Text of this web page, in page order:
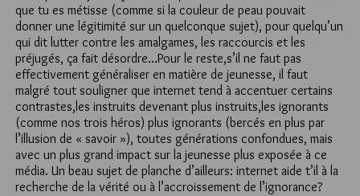
que tu es métisse (comme si la couleur de peau pouvait
donner une légitimité sur un quelconque sujet), pour quelqu’un
qui dit lutter contre les amalgames, les raccourcis et les
préjugés, ça fait désordre…Pour le reste,s’il ne faut pas
effectivement généraliser en matière de jeunesse, il faut
malgré tout souligner que internet tend à accentuer certains
contrastes,les instruits devenant plus instruits,les ignorants
(comme nos trois héros) plus ignorants (bercés en plus par
l’illusion de « savoir »), toutes générations confondues, mais
avec un plus grand impact sur la jeunesse plus exposée à ce
média. Un beau sujet de planche d’ailleurs: internet aide t’il à la
recherche de la vérité ou à l’accroissement de l’ignorance?